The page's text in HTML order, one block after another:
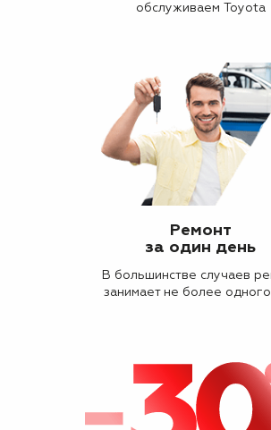
обслуживаем Toyota
Ремонт
за один день
В большинстве случаев
занимает не более